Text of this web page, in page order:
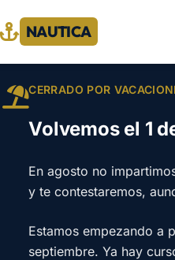
NAUTICA
CERRADO POR
Volvemos el 1
En agosto no
y te contestaremos,
Estamos empezando a
septiembre. Ya hay